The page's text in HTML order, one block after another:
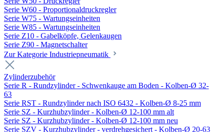
Serie W60 - Proportionaldruckregler
Serie W75 - Wartungseinheiten
Serie W85 - Wartungseinheiten
Serie Z10 - Gabelköpfe, Gelenkaugen
Serie Z90 - Magnetschalter
Zur Kategorie Industriepneumatik
Zylinderzubehör
Serie R - Rundzylinder - Schwenkauge am Boden - Kolben-Ø 32-
63
Serie RST - Rundzylinder nach ISO 6432 - Kolben-Ø 8-25 mm
Serie SZ - Kurzhubzylinder - Kolben-Ø 12-100 mm alt
Serie SZ - Kurzhubzylinder - Kolben-Ø 12-100 mm neu
Serie SZV - Kurzhubzylinder - verdrehgesichert - Kolben-Ø 20-63